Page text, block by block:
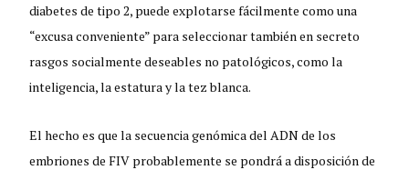
diabetes de tipo 2, puede explotarse fácilmente como una
“excusa conveniente” para seleccionar también en secreto
rasgos socialmente deseables no patológicos, como la
inteligencia, la estatura y la tez blanca.
El hecho es que la secuencia genómica del ADN de los
embriones de FIV probablemente se pondrá a disposición de